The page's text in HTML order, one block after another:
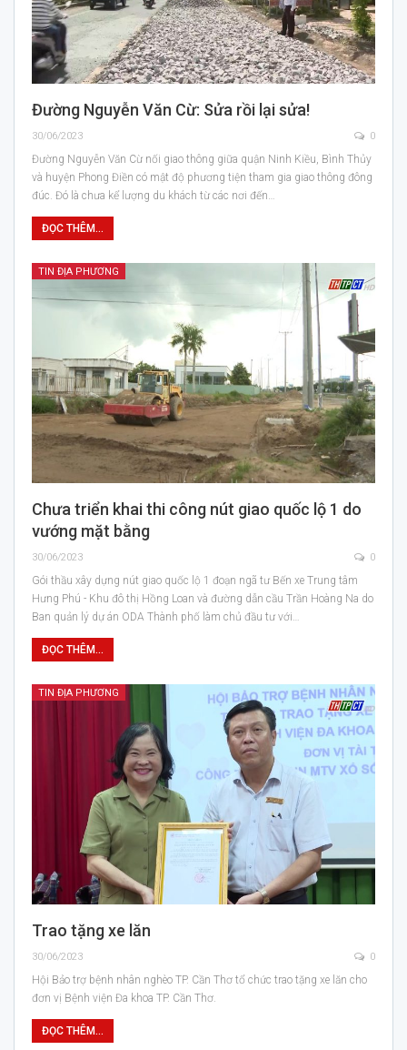
Đường Nguyễn Văn Cừ: Sửa rồi lại sửa!
30/06/2023 0
Đường Nguyễn Văn Cừ nối giao thông giữa quận Ninh Kiều, Bình Thủy
và huyện Phong Điền có mật độ phương tiện tham gia giao thông đông
đúc. Đó là chưa kể lượng du khách từ các nơi đến…
ĐỌC THÊM...
TIN ĐỊA PHƯƠNG
Chưa triển khai thi công nút giao quốc lộ 1 do
vướng mặt bằng
30/06/2023 0
Gói thầu xây dựng nút giao quốc lộ 1 đoạn ngã tư Bến xe Trung tâm
Hưng Phú - Khu đô thị Hồng Loan và đường dẫn cầu Trần Hoàng Na do
Ban quản lý dự án ODA Thành phố làm chủ đầu tư với…
ĐỌC THÊM...
TIN ĐỊA PHƯƠNG
Trao tặng xe lăn
30/06/2023 0
Hội Bảo trợ bệnh nhân nghèo TP. Cần Thơ tổ chức trao tặng xe lăn cho
đơn vị Bệnh viện Đa khoa TP. Cần Thơ.
ĐỌC THÊM...